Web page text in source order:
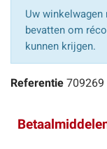
Uw
bevatten om
kunnen krijgen.
Referentie 709269